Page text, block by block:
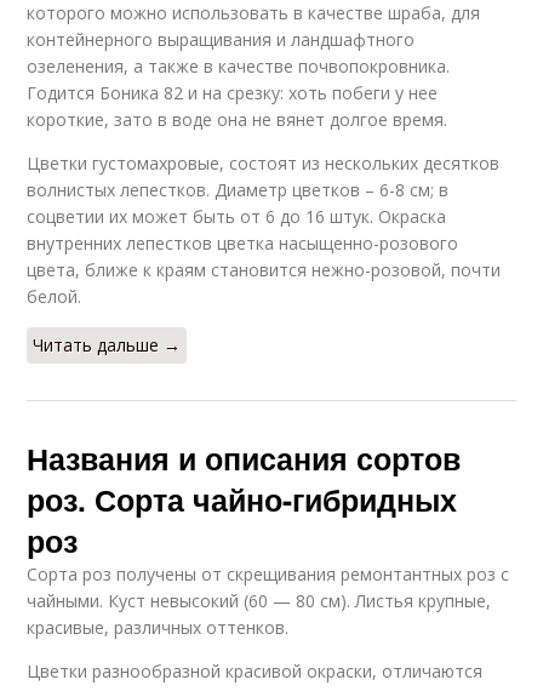
которого можно использовать в качестве шраба, для
контейнерного выращивания и ландшафтного
озеленения, а также в качестве почвопокровника.
Годится Боника 82 и на срезку: хоть побеги у нее
короткие, зато в воде она не вянет долгое время.
Цветки густомахровые, состоят из нескольких десятков
волнистых лепестков. Диаметр цветков – 6-8 см; в
соцветии их может быть от 6 до 16 штук. Окраска
внутренних лепестков цветка насыщенно-розового
цвета, ближе к краям становится нежно-розовой, почти
белой.
Читать дальше →
Названия и описания сортов
роз. Сорта чайно-гибридных
роз
Сорта роз получены от скрещивания ремонтантных роз с
чайными. Куст невысокий (60 — 80 см). Листья крупные,
красивые, различных оттенков.
Цветки разнообразной красивой окраски, отличаются